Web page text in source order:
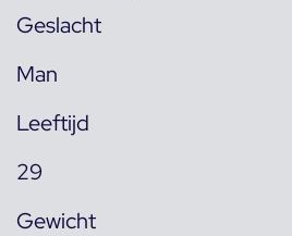
Geslacht
Man
Leeftijd
29
Gewicht